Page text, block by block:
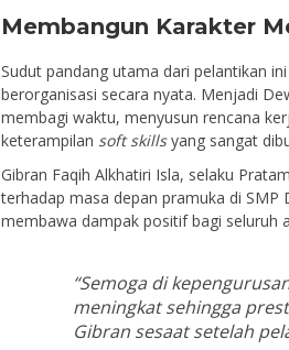
Membangun Karakter
Sudut pandang utama dari pelantikan
berorganisasi secara nyata. Menjadi
membagi waktu, menyusun rencana
keterampilan soft skillsyang sangat
Gibran Faqih Alkhatiri Isla, selaku
terhadap masa depan pramuka di SMP
membawa dampak positif bagi seluruh
“Semoga di
meningkat sehingga
Gibran sesaat setelah